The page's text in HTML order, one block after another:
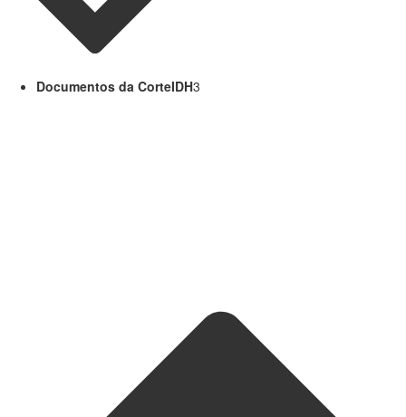
Documentos da CorteIDH3